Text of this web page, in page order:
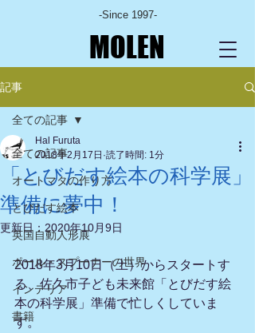
-Since 1997-
MOLEN
記事
全ての記事
オートマタの作り方
とびだす絵本
英国自動人形展
ポール・スプーナーの世界
インテリア
書籍
全ての記事
「とびだす絵本の科学展」
準備に夢中！
Hal Furuta
2018年2月17日 読了時間: 1分
更新日： 2020年10月9日
2018年3月10日（土）からスタートす
る、佐久市子ども未来館「とびだす絵
本の科学展」準備で忙しくしていま
す。